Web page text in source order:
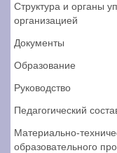
Структура и органы
организацией
Документы
Образование
Руководство
Педагогический
Материально-
образовательного